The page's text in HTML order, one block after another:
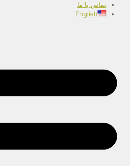
تماس با ما
English